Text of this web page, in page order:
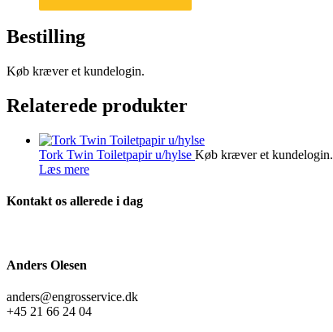
Bestilling
Køb kræver et kundelogin.
Relaterede produkter
Tork Twin Toiletpapir u/hylse Køb kræver et kundelogin.
Læs mere
Kontakt os allerede i dag
Anders Olesen
anders@engrosservice.dk
+45 21 66 24 04